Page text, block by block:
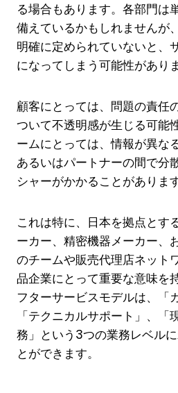
る場合もあります。各部門は
備えているかもしれませんが
明確に定められていないと、
になってしまう可能性があり
顧客にとっては、問題の責任
ついて不透明感が生じる可能
ームにとっては、情報が異な
あるいはパートナーの間で分
シャーがかかることがあります
これは特に、日本を拠点とす
ーカー、精密機器メーカー、
のチームや販売代理店ネット
品企業にとって重要な意味を
フターサービスモデルは、「
「テクニカルサポート」、「
務」という3つの業務レベル
とができます。